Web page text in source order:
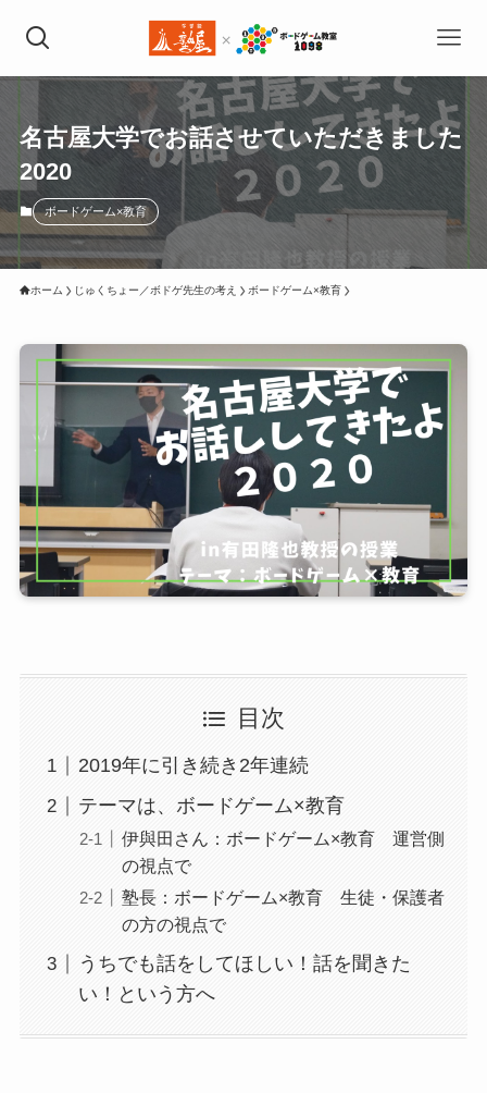
名古屋大学でお話させていただきました
2020
ボードゲーム×教育
ホーム じゅくちょー／ボドゲ先生の考え ボードゲーム×教育
目次
2019年に引き続き2年連続
テーマは、ボードゲーム×教育
伊與田さん：ボードゲーム×教育 運営側
の視点で
塾長：ボードゲーム×教育 生徒・保護者
の方の視点で
うちでも話をしてほしい！話を聞きた
い！という方へ